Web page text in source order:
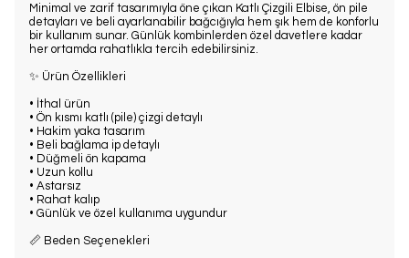
Minimal ve zarif tasarımıyla öne çıkan Katlı Çizgili Elbise, ön pile
detayları ve beli ayarlanabilir bağcığıyla hem şık hem de konforlu
bir kullanım sunar. Günlük kombinlerden özel davetlere kadar
her ortamda rahatlıkla tercih edebilirsiniz.
✨ Ürün Özellikleri
• İthal ürün
• Ön kısmı katlı (pile) çizgi detaylı
• Hakim yaka tasarım
• Beli bağlama ip detaylı
• Düğmeli ön kapama
• Uzun kollu
• Astarsız
• Rahat kalıp
• Günlük ve özel kullanıma uygundur
📏 Beden Seçenekleri